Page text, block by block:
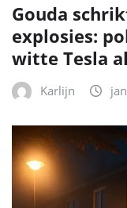
Gouda
explosies:
witte Tesla
Karlijn